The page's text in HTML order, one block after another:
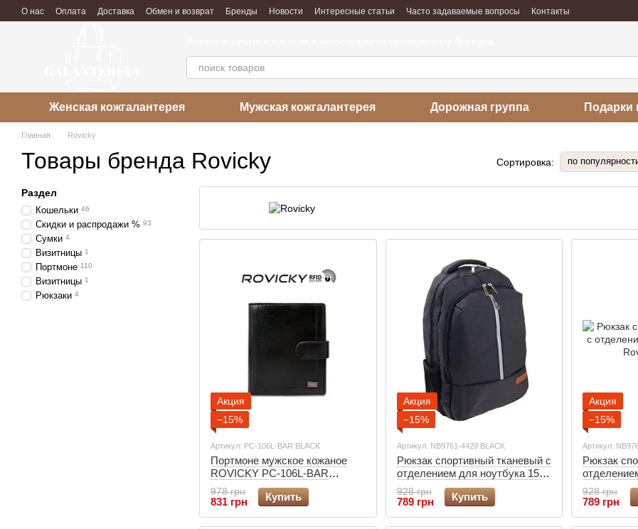
Перейти к основному контенту
О нас Оплата Доставка Обмен и возврат Бренды Новости Интересные статьи Часто задаваемые вопросы
Контакты
Женская кожгалантерея Мужская кожгалантерея Дорожная группа Подарки
Главная Rovicky
Товары бренда Rovicky Сортировка: по
Акция
−15%
Артикул: PC-106L-BAR BLACK
Портмоне мужское кожаное
ROVICKY PC-106L-BAR
BLACK
978 грн
831 грн Купить
Акция
−15%
Артикул: NB9761-4429 BLACK
Рюкзак спортивный тканевый с
отделением для ноутбука 15"
Rovicky NB9761-4429 черный
928 грн
789 грн Купить
Акция
−15%
Артикул:
Рюкзак
Rovicky
928 грн
789 грн
Раздел
Кошельки 46
Скидки и распродажи % 93
Сумки 4
Визитницы 1
Портмоне 110
Визитницы 1
Рюкзаки 4